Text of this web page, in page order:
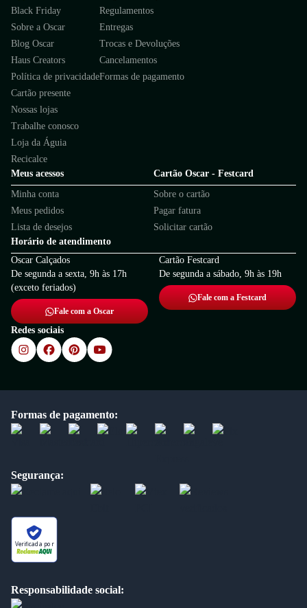
Black Friday
Sobre a Oscar
Blog Oscar
Haus Creators
Política de privacidade
Cartão presente
Nossas lojas
Trabalhe conosco
Loja da Águia
Recicalce
Regulamentos
Entregas
Trocas e Devoluções
Cancelamentos
Formas de pagamento
Meus acessos
Minha conta
Meus pedidos
Lista de desejos
Cartão Oscar - Festcard
Sobre o cartão
Pagar fatura
Solicitar cartão
Horário de atendimento
Oscar Calçados
De segunda a sexta, 9h às 17h
(exceto feriados)
Fale com a Oscar
Cartão Festcard
De segunda a sábado, 9h às 19h
Fale com a Festcard
Redes sociais
Formas de pagamento:
Segurança:
Verificada por
Responsabilidade social: